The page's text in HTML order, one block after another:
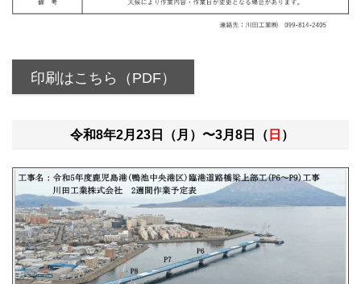
印刷はこちら（PDF）
令和8年2月23日（月）〜3月8日（ 日 ）